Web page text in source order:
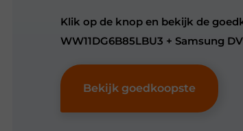
Klik op de knop en bekijk de
WW11DG6B85LBU3 + Samsung
Bekijk goedkoopste